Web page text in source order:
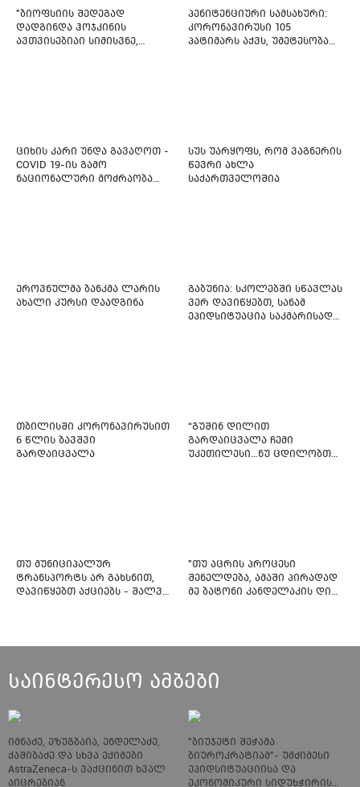
"ბიოფსიის შედეგად
დადგინდა ჰოჯკინის
ავთვისებიაი სიმისვნე,
პენიტენციური სამსახური:
კორონავირუსი 105
პატიმარს აქვს, უმეტესობა
ციხის კარი უნდა გავაღოთ -
COVID 19-ის გამო
ნაციონალური მოძრაობა
სუს უარყოფს, რომ ვაგნერის
წევრი ახლა
საქართველოშია
ეროვნულმა ბანკმა ლარის
ახალი კურსი დაადგინა
გაბუნია: სკოლებში სწავლას
ვერ დავიწყებთ, სანამ
ეპიდსიტუაცია საკმარისად
თბილისში კორონავირუსით
6 წლის ბავშვი
გარდაიცვალა
“გუშინ დილით
გარდაიცვალა ჩემი
უკეთილესი…ნუ ცდილობთ
თუ მუნიციპალურ
ტრანსპორტს არ გახსნით,
დავიწყებთ აქციებს - შალვა
"თუ აცრის პროცესი
შენელდება, ამაში პირადად
მე ბატონი კანდელაკის დიდ
საინტერესო ამბები
იმნაძე, ეზუგბაია, ენდელაძე,
ქაშიბაძე და სხვა ექიმები
AstraZeneca-ს ვაქცინით ხვალ
აიცრებიან
"ბიუჯეტი შეჭამა
ბიუროკრატიამ"- უმძიმესი
ეპიდსიტუაციისა და
ეკონომიკური სიდუხჭირის